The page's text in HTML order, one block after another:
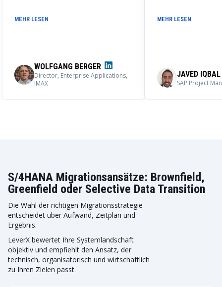
liefern, arbeitet eng mit uns
zusammen, um unsere Bedürfnisse
MEHR LESEN
WOLFGANG BERGER
Director, Enterprise Applications,
IMAX
Wir empfehlen
zuverlässigen
MEHR LESEN
JAVED IQBAL
SAP Project
S/4HANA Migrationsansätze: Brownfield,
Greenfield oder Selective Data Transition
Die Wahl der richtigen Migrationsstrategie
entscheidet über Aufwand, Zeitplan und
Ergebnis.
LeverX bewertet Ihre Systemlandschaft
objektiv und empfiehlt den Ansatz, der
technisch, organisatorisch und wirtschaftlich
zu Ihren Zielen passt.